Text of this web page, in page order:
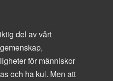
del av vårt
för människor
och ha kul. Men att